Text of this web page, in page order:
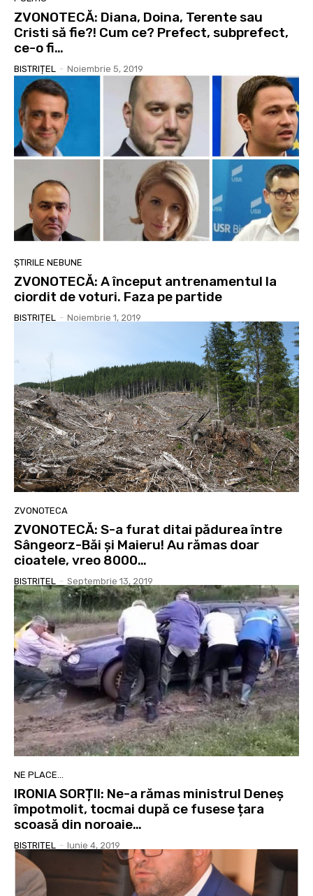
ZVONOTECĂ: Diana, Doina, Terente sau
Cristi să fie?! Cum ce? Prefect, subprefect,
ce-o fi…
BISTRIȚEL - Noiembrie 5, 2019
ȘTIRILE NEBUNE
ZVONOTECĂ: A început antrenamentul la
ciordit de voturi. Faza pe partide
BISTRIȚEL - Noiembrie 1, 2019
ZVONOTECA
ZVONOTECĂ: S-a furat ditai pădurea între
Sângeorz-Băi și Maieru! Au rămas doar
cioatele, vreo 8000…
BISTRIȚEL - Septembrie 13, 2019
NE PLACE...
IRONIA SORȚII: Ne-a rămas ministrul Deneș
împotmolit, tocmai după ce fusese țara
scoasă din noroaie…
BISTRIȚEL - Iunie 4, 2019